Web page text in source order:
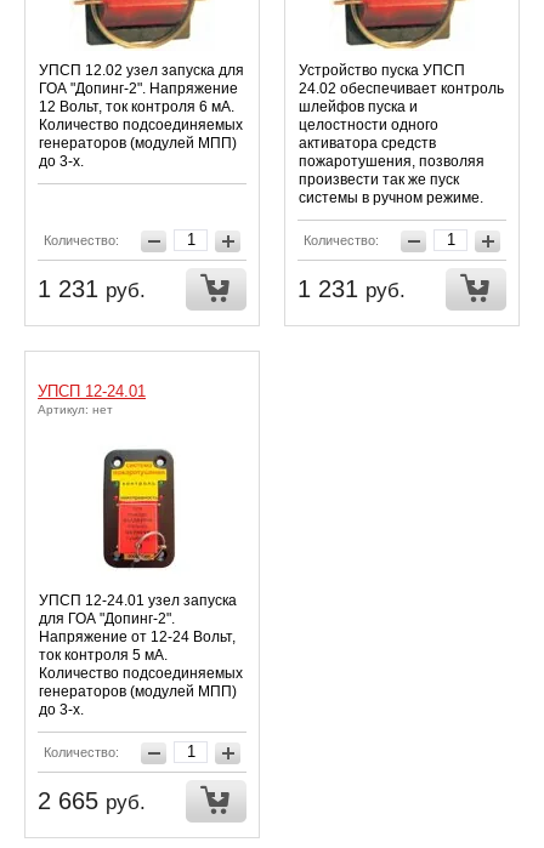
УПСП 12.02 узел запуска для
ГОА "Допинг-2". Напряжение
12 Вольт, ток контроля 6 мА.
Количество подсоединяемых
генераторов (модулей МПП)
до 3-х.
Количество:
1 231 руб.
Устройство пуска УПСП
24.02 обеспечивает контроль
шлейфов пуска и
целостности одного
активатора средств
пожаротушения, позволяя
произвести так же пуск
системы в ручном режиме.
Количество:
1 231 руб.
УПСП 12-24.01
Артикул: нет
УПСП 12-24.01 узел запуска
для ГОА "Допинг-2".
Напряжение от 12-24 Вольт,
ток контроля 5 мА.
Количество подсоединяемых
генераторов (модулей МПП)
до 3-х.
Количество:
2 665 руб.